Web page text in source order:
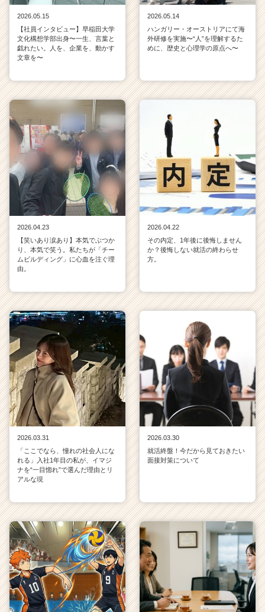
2026.05.15
【社員インタビュー】早稲田大学
文化構想学部出身〜一生、言葉と
戯れたい。人を、企業を、動かす
文章を〜
2026.05.14
ハンガリー・オーストリアにて海
外研修を実施〜“人”を理解するた
めに、歴史と心理学の原点へ〜
2026.04.23
【笑いあり涙あり】本気でぶつか
り、本気で笑う。私たちが「チー
ムビルディング」に心血を注ぐ理
由。
2026.04.22
その内定、1年後に後悔しません
か？後悔しない就活の終わらせ
方。
2026.03.31
「ここでなら、憧れの社会人にな
れる」入社1年目の私が、イマジ
ナを“一目惚れ”で選んだ理由とリ
アルな現
2026.03.30
就活終盤！今だから見ておきたい
面接対策について